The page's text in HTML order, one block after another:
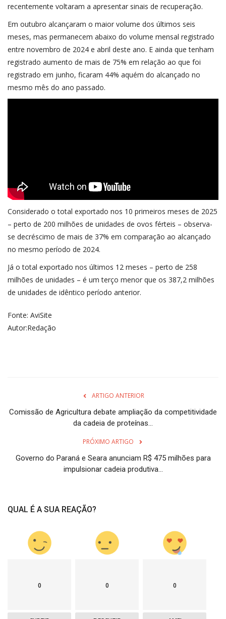
recentemente voltaram a apresentar sinais de recuperação.
Em outubro alcançaram o maior volume dos últimos seis
meses, mas permanecem abaixo do volume mensal registrado
entre novembro de 2024 e abril deste ano. E ainda que tenham
registrado aumento de mais de 75% em relação ao que foi
registrado em junho, ficaram 44% aquém do alcançado no
mesmo mês do ano passado.
Considerado o total exportado nos 10 primeiros meses de 2025
– perto de 200 milhões de unidades de ovos férteis – observa-
se decréscimo de mais de 37% em comparação ao alcançado
no mesmo período de 2024.
Já o total exportado nos últimos 12 meses – perto de 258
milhões de unidades – é um terço menor que os 387,2 milhões
de unidades de idêntico período anterior.
Fonte: AviSite
Autor:Redação
ARTIGO ANTERIOR
Comissão de Agricultura debate ampliação da competitividade
da cadeia de proteínas...
PRÓXIMO ARTIGO
Governo do Paraná e Seara anunciam R$ 475 milhões para
impulsionar cadeia produtiva...
QUAL É A SUA REAÇÃO?
0 0 0